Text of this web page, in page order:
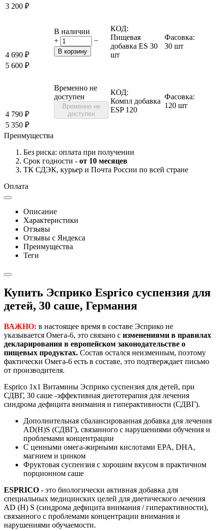
3 200 ₽
4 690 ₽
5 600 ₽
В наличии
+
−
В корзину
КОД:
Пищевая
добавка ES 30
шт
Фасовка:
30 шт
4 790 ₽
5 350 ₽
Временно не
доступен
Временно не
доступен
КОД:
Компл добавка
ESP 120
Фасовка:
120 шт
Преимущества
Без риска: оплата при получении
Срок годности - от 10 месяцев
ТК СДЭК, курьер и Почта России по всей стране
Оплата
Описание
Характеристики
Отзывы
Отзывы с Яндекса
Преимущества
Теги
Купить Эсприко Esprico суспензия для
детей, 30 саше, Германия
ВАЖНО: в настоящее время в составе Эсприко не
указывается Омега-6, это связано с изменениями в правилах
декларирования в европейском законодательстве о
пищевых продуктах. Состав остался неизменным, поэтому
фактически Омега-6 есть в составе, это подтверждает письмо
от производителя.
Esprico 1x1 Витамины Эсприко суспензия для детей, при
СДВГ, 30 саше -эффективная диетотерапия для лечения
синдрома дефицита внимания и гиперактивности (СДВГ).
Дополнительная сбалансированная добавка для лечения
AD(H)S (СДВГ), связанного с нарушениями обучения и
проблемами концентрации
С ценными омега-жирными кислотами EPA, DHA,
магнием и цинком
Фруктовая суспензия с хорошим вкусом в практичном
порционном саше
ESPRICO - это биологически активная добавка для
специальных медицинских целей для диетического лечения
AD (H) S (синдрома дефицита внимания / гиперактивности),
связанного с проблемами концентрации внимания и
нарушениями обучаемости.